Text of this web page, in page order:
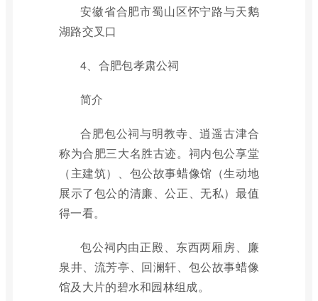
安徽省合肥市蜀山区怀宁路与天鹅
湖路交叉口
4、合肥包孝肃公祠
简介
合肥包公祠与明教寺、逍遥古津合
称为合肥三大名胜古迹。祠内包公享堂
（主建筑）、包公故事蜡像馆（生动地
展示了包公的清廉、公正、无私）最值
得一看。
包公祠内由正殿、东西两厢房、廉
泉井、流芳亭、回澜轩、包公故事蜡像
馆及大片的碧水和园林组成。